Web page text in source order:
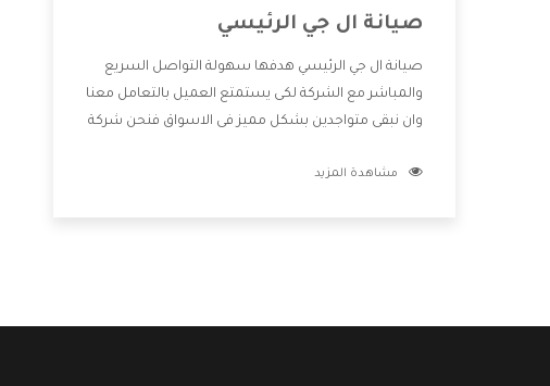
صيانة ال جي الرئيسي
صيانة ال جي الرئيسي هدفها سهولة التواصل السريع
والمباشر مع الشركة لكى يستمتع العميل بالتعامل معنا
وان نبقى متواجدين بشكل مميز فى الاسواق فنحن شركة
بالخدمات التى تنفرد الشركة بها والتى تكون منها خدمة
مشاهدة المزيد